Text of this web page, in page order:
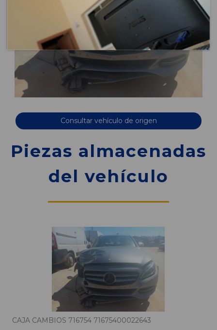
Consultar vehículo de origen
Piezas almacenadas
del vehículo
CAJA CAMBIOS 716754 71675400022643